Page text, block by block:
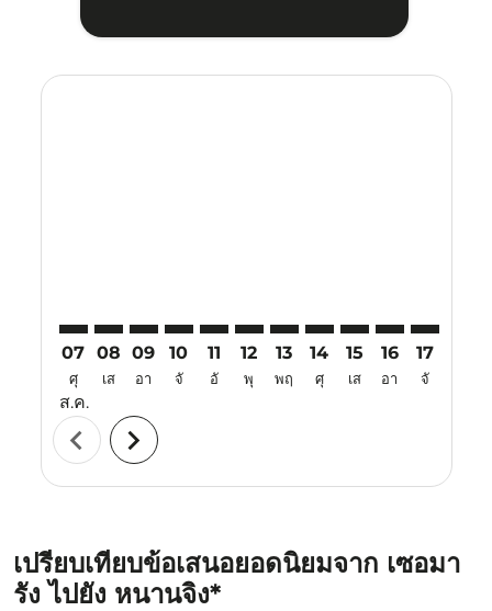
07
ศุ
ส.ค.
08
เส
09
อา
10
จั
11
อั
12
พุ
13
พฤ
14
ศุ
15
เส
16
อา
17
จั
chevron_left chevron_right
เปรียบเทียบข้อเสนอยอดนิยมจาก เซอมา
รัง ไปยัง หนานจิง*